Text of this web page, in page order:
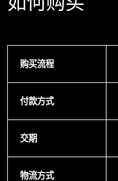
购买流程
付款方式
交期
物流方式